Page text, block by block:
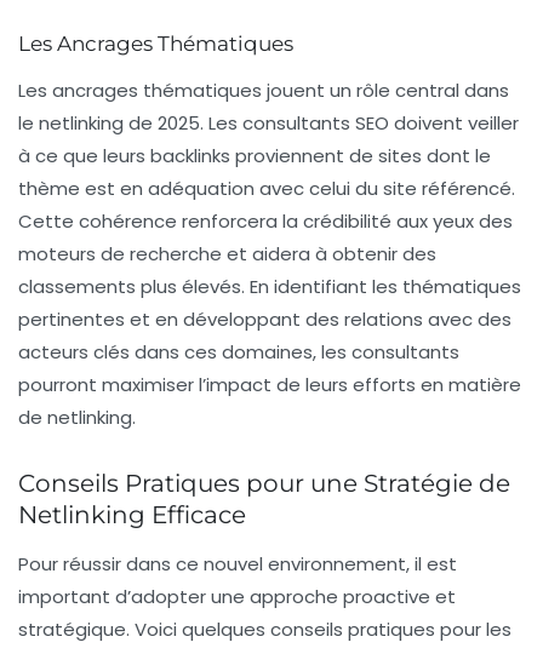
Les Ancrages Thématiques
Les ancrages thématiques jouent un rôle central dans
le netlinking de 2025. Les consultants SEO doivent veiller
à ce que leurs backlinks proviennent de sites dont le
thème est en adéquation avec celui du site référencé.
Cette cohérence renforcera la crédibilité aux yeux des
moteurs de recherche et aidera à obtenir des
classements plus élevés. En identifiant les thématiques
pertinentes et en développant des relations avec des
acteurs clés dans ces domaines, les consultants
pourront maximiser l’impact de leurs efforts en matière
de netlinking.
Conseils Pratiques pour une Stratégie de
Netlinking Efficace
Pour réussir dans ce nouvel environnement, il est
important d’adopter une approche proactive et
stratégique. Voici quelques conseils pratiques pour les